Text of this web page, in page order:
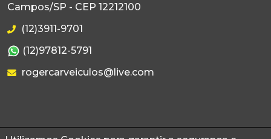
Campos/SP - CEP 12212100
(12)3911-9701
(12)97812-5791
rogercarveiculos@live.com